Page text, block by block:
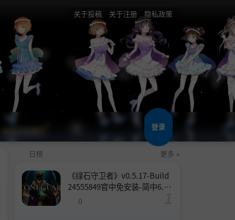
关于投稿 关于注册 隐私政策
登录
日榜 更多 »
《绿石守卫者》v0.5.17-Build
24555849官中免安装-简中6.6
0